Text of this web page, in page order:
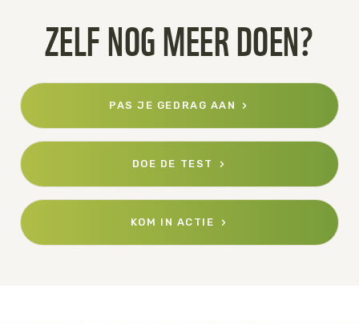
ZELF NOG MEER DOEN?
PAS JE GEDRAG AAN
DOE DE TEST
KOM IN ACTIE